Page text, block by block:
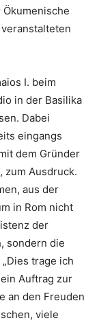
Ökumenische
I. beim
in der Basilika
Dabei
eingangs
dem Gründer
zum Ausdruck.
aus der
in Rom nicht
der
sondern die
trage ich
Auftrag zur
an den Freuden
viele